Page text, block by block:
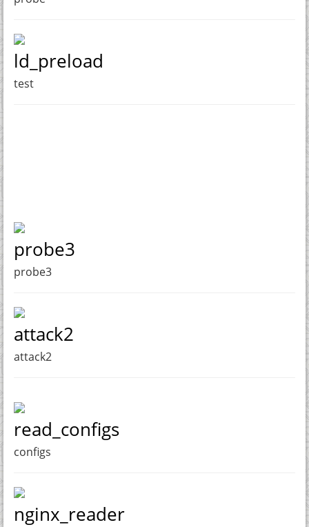
ld_preload
test
probe3
probe3
attack2
attack2
read_configs
configs
nginx_reader